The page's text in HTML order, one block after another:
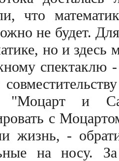
что
не будет.
но и здесь
спектаклю
"Моцарт и
с
жизнь, -
на носу.